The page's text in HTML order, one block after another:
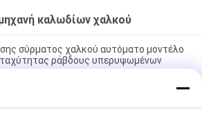
καλωδίων χαλκού
σύρματος χαλκού αυτόματο μοντέλο
ταχύτητας ράβδους υπερυψωμένων
ταχύτητα Χαλκό Wire Double
Machine